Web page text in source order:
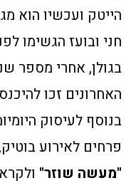
הייטק ועכשיו הוא מג"ד
בגולן, אחרי מספר
האחרונים זכו
בנוסף לעיסוק
פרחים לאירוע
"מעשה שוזר"